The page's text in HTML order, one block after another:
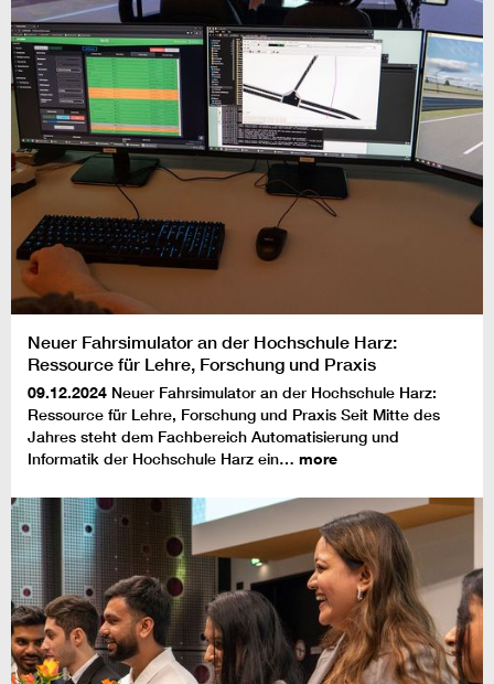
Neuer Fahrsimulator an der Hochschule Harz:
Ressource für Lehre, Forschung und Praxis
09.12.2024 Neuer Fahrsimulator an der Hochschule Harz:
Ressource für Lehre, Forschung und Praxis Seit Mitte des
Jahres steht dem Fachbereich Automatisierung und
Informatik der Hochschule Harz ein… more